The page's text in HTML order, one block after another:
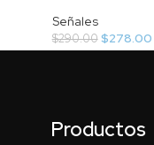
Señales
$290.00$278.00
Productos